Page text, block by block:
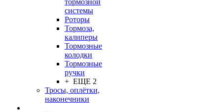
тормозной
системы
Роторы
Тормоза,
калиперы
Тормозные
колодки
Тормозные
ручки
+ ЕЩЕ 2
Тросы, оплётки,
наконечники